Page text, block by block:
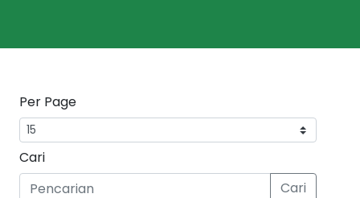
Per Page
Cari
Cari